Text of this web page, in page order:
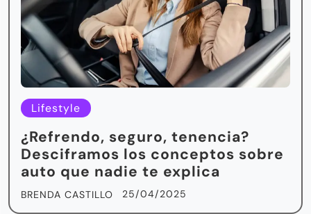
Lifestyle
¿Refrendo, seguro, tenencia?
Desciframos los conceptos sobre
auto que nadie te explica
BRENDA CASTILLO 25/04/2025